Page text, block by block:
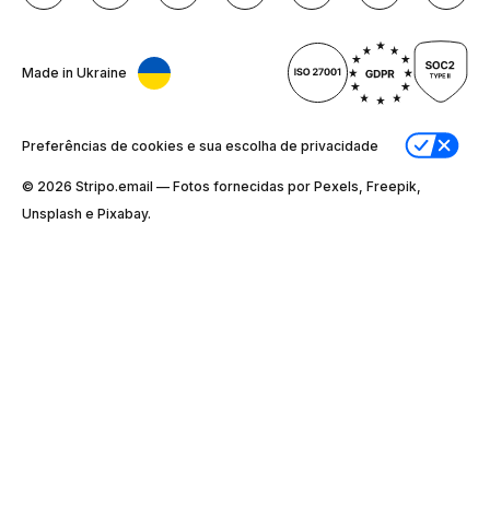
Made in Ukraine
Preferências de cookies e sua escolha de privacidade
© 2026 Stripо.email — Fotos fornecidas por Pexels, Freepik,
Unsplash e Pixabay.